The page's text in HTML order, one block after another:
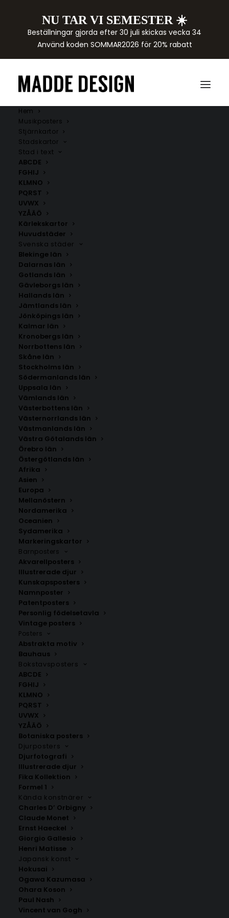
NU TAR VI SEMESTER ☀️
Beställningar gjorda efter 30 juli skickas vecka 34
Använd koden SOMMAR2026 för 20% rabatt
Hem
Musikposters
Stjärnkartor
Stadskartor
Stad i text
ABCDE
FGHIJ
KLMNO
PQRST
UVWX
YZÅÄÖ
Kärlekskartor
Huvudstäder
Svenska städer
Blekinge län
Dalarnas län
Gotlands län
Gävleborgs län
Hallands län
Jämtlands län
Jönköpings län
Kalmar län
Kronobergs län
Norrbottens län
Skåne län
Stockholms län
Södermanlands län
Uppsala län
Vämlands län
Västerbottens län
Västernorrlands län
Västmanlands län
Västra Götalands län
Örebro län
Östergötlands län
Afrika
Asien
Europa
Mellanöstern
Nordamerika
Oceanien
Sydamerika
Markeringskartor
Barnposters
Akvarellposters
Illustrerade djur
Kunskapsposters
Namnposter
Patentposters
Personlig födelsetavla
Vintage posters
Posters
Abstrakta motiv
Bauhaus
Bokstavsposters
ABCDE
FGHIJ
KLMNO
PQRST
UVWX
YZÅÄÖ
Botaniska posters
Djurposters
Djurfotografi
Illustrerade djur
Fika Kollektion
Formel 1
Kända konstnärer
Charles D’ Orbigny
Claude Monet
Ernst Haeckel
Giorgio Gallesio
Henri Matisse
Japansk konst
Hokusai
Ogawa Kazumasa
Ohara Koson
Paul Nash
Vincent van Gogh
Prijedor
Storlek
Stil
350.00 kr
Handritad karta över Prijedor i
Hercegovina.
Välj mellan fyra olika storlekar: 50×70 cm, 40×50 cm,
30×40 cm och 21×30 cm.
Bosnien och Hercegovina
ANDRA KÖPTE ÄVEN
Goražde
Fr.200.00